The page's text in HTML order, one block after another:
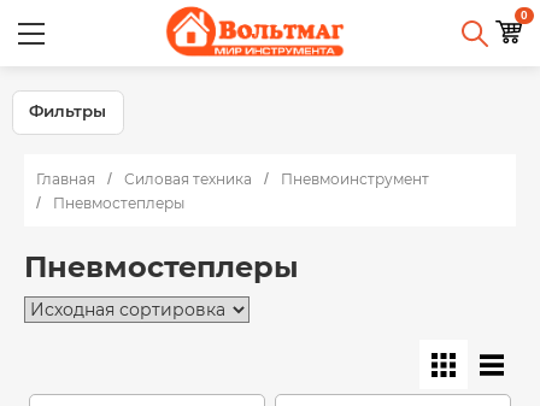
0
Фильтры
Главная Силовая техника
Пневмоинструмент
Пневмостеплеры
Пневмостеплеры